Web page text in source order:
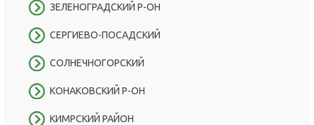
ЗЕЛЕНОГРАДСКИЙ Р-ОН
СЕРГИЕВО-ПОСАДСКИЙ
СОЛНЕЧНОГОРСКИЙ
КОНАКОВСКИЙ Р-ОН
КИМРСКИЙ РАЙОН